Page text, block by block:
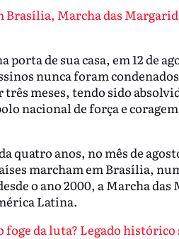
Marcha das
de sua casa, em 12 de
nunca foram
meses, tendo sido
nacional de força e
quatro anos, no mês de
marcham em Brasília,
o ano 2000, a Marcha
Latina.
da luta? Legado histórico